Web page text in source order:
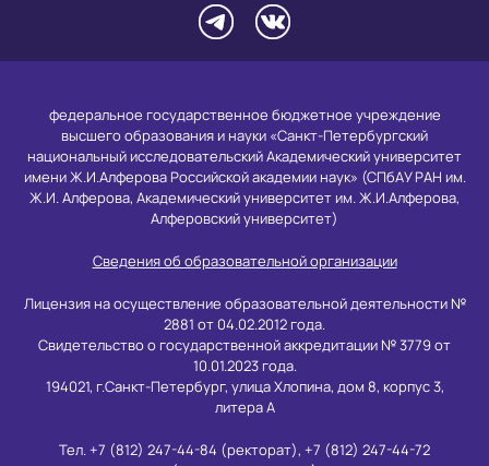
федеральное государственное бюджетное учреждение
высшего образования и науки «Санкт-Петербургский
национальный исследовательский Академический университет
имени Ж.И.Алферова Российской академии наук» (СПбАУ РАН им.
Ж.И. Алферова, Академический университет им. Ж.И.Алферова,
Алферовский университет)
Сведения об образовательной организации
Лицензия на осуществление образовательной деятельности №
2881 от 04.02.2012 года.
Свидетельство о государственной аккредитации № 3779 от
10.01.2023 года.
194021, г.Санкт-Петербург, улица Хлопина, дом 8, корпус 3,
литера А
Тел. +7 (812) 247-44-84 (ректорат), +7 (812) 247-44-72